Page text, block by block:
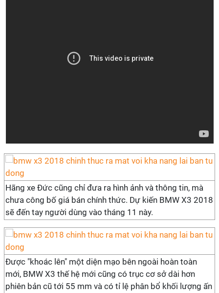
Hãng xe Đức cũng chỉ đưa ra hình ảnh và thông tin, mà
chưa công bố giá bán chính thức. Dự kiến BMW X3 2018
sẽ đến tay người dùng vào tháng 11 này.
Được "khoác lên" một diện mạo bên ngoài hoàn toàn
mới, BMW X3 thế hệ mới cũng có trục cơ sở dài hơn
phiên bản cũ tới 55 mm và có tỉ lệ phân bổ khối lượng ấn